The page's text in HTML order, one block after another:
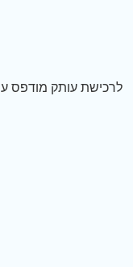
לרכישת עותק מודפס